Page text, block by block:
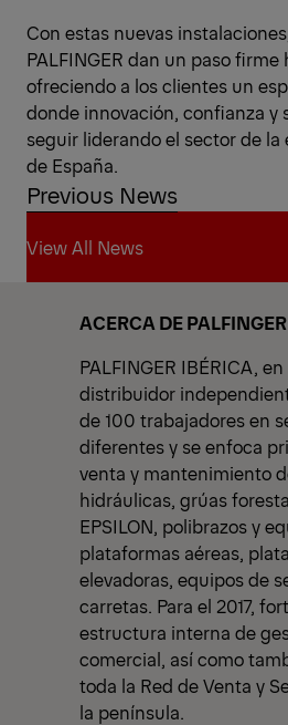
Con estas nuevas
PALFINGER dan un paso
ofreciendo a los clientes un
donde innovación, confianza y
seguir liderando el sector de la
de España.
Previous News
View All News
View All News
ACERCA DE
PALFINGER IBÉRICA,
distribuidor
de 100 trabajadores en
diferentes y se enfoca
venta y mantenimiento
hidráulicas, grúas
EPSILON, polibrazos y
plataformas aéreas,
elevadoras, equipos de
carretas. Para el 2017,
estructura interna de
comercial, así como
toda la Red de Venta y
la península.